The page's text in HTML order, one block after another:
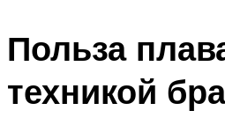
Польза
техникой